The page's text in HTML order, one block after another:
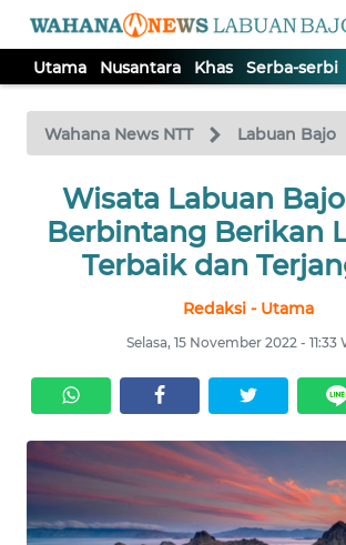
Utama Nusantara Khas Serba-serbi
Wahana News NTT Labuan Bajo
Wisata Labuan
Berbintang Berikan
Terbaik dan
Redaksi - Utama
Selasa, 15 November 2022 - 11:33
TV
Tutup
UTAMA
NUSANTARA
SERBA-
SERBI
LABUAN
BAJO